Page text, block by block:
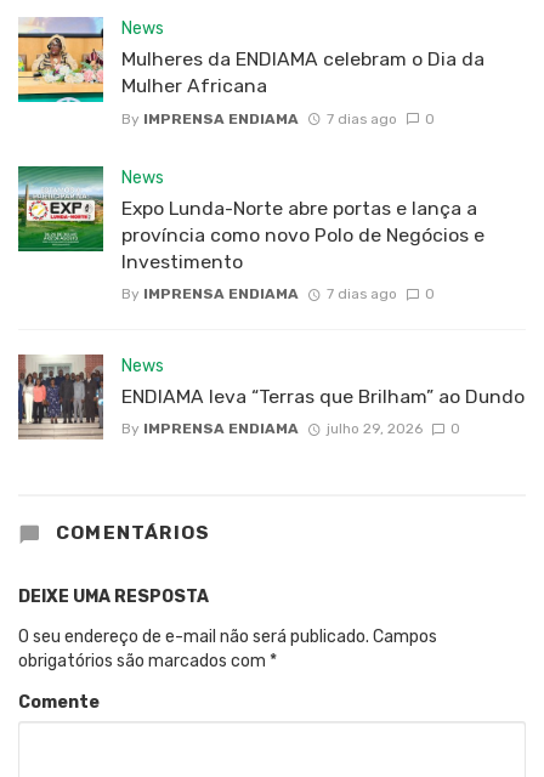
News
Mulheres da ENDIAMA celebram o Dia da
Mulher Africana
By IMPRENSA ENDIAMA 7 dias ago 0
News
Expo Lunda-Norte abre portas e lança a
província como novo Polo de Negócios e
Investimento
By IMPRENSA ENDIAMA 7 dias ago 0
News
ENDIAMA leva “Terras que Brilham” ao Dundo
By IMPRENSA ENDIAMA julho 29, 2026 0
COMENTÁRIOS
DEIXE UMA RESPOSTA
O seu endereço de e-mail não será publicado. Campos
obrigatórios são marcados com *
Comente